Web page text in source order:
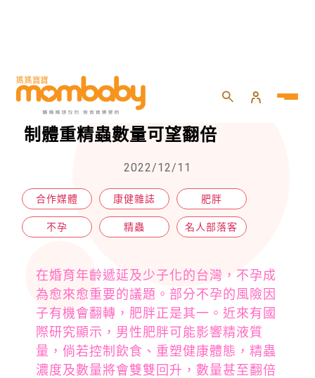
HOME 專欄 名人部落客
肥胖男性精蟲少、不孕風險高 控
制體重精蟲數量可望翻倍
2022/12/11
合作媒體 康健雜誌 肥胖
不孕 精蟲 名人部落客
在婚育年齡遞延及少子化的台灣，不孕成
為愈來愈重要的議題。部分不孕的風險因
子有機會翻轉，肥胖正是其一。近來有國
際研究顯示，男性肥胖可能影響精液質
量，倘若控制飲食、重塑健康體態，精蟲
濃度及數量將會雙雙回升，數量甚至翻倍